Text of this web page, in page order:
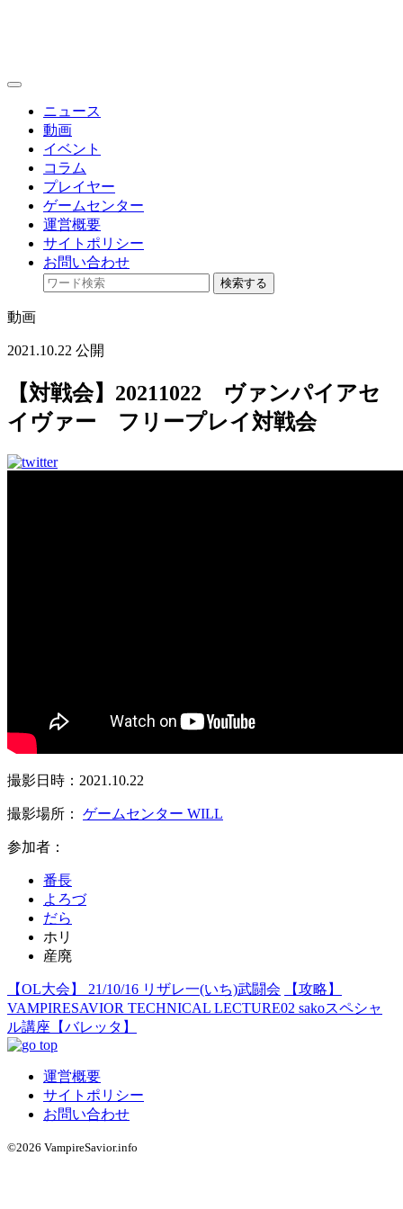
toggle
ニュース
動画
イベント
コラム
プレイヤー
ゲームセンター
運営概要
サイトポリシー
お問い合わせ
検索する
動画
2021.10.22 公開
【対戦会】20211022 ヴァンパイアセ
イヴァー フリープレイ対戦会
撮影日時：2021.10.22
撮影場所： ゲームセンター WILL
参加者：
番長
よろづ
だら
ホリ
産廃
【OL大会】 21/10/16 リザレ一(いち)武闘会
【攻略】
VAMPIRESAVIOR TECHNICAL LECTURE02 sakoスペシャ
ル講座【バレッタ】
運営概要
サイトポリシー
お問い合わせ
©2026 VampireSavior.info